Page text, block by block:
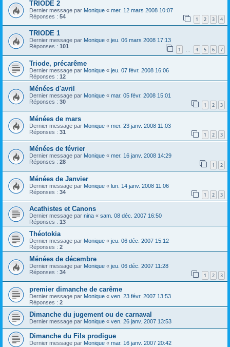
TRIODE 2
Dernier message par Monique « mer. 12 mars 2008 10:07
Réponses : 54 1 2 3 4
TRIODE 1
Dernier message par Monique « jeu. 06 mars 2008 17:13
Réponses : 101 1 … 4 5 6 7
Triode, précarême
Dernier message par Monique « jeu. 07 févr. 2008 16:06
Réponses : 12
Ménées d'avril
Dernier message par Monique « mar. 05 févr. 2008 15:01
Réponses : 30 1 2 3
Ménées de mars
Dernier message par Monique « mer. 23 janv. 2008 11:03
Réponses : 31 1 2 3
Ménées de février
Dernier message par Monique « mer. 16 janv. 2008 14:29
Réponses : 28 1 2
Ménées de Janvier
Dernier message par Monique « lun. 14 janv. 2008 11:06
Réponses : 34 1 2 3
Acathistes et Canons
Dernier message par nina « sam. 08 déc. 2007 16:50
Réponses : 13
Théotokia
Dernier message par Monique « jeu. 06 déc. 2007 15:12
Réponses : 2
Ménées de décembre
Dernier message par Monique « jeu. 06 déc. 2007 11:28
Réponses : 34 1 2 3
premier dimanche de carême
Dernier message par Monique « ven. 23 févr. 2007 13:53
Réponses : 2
Dimanche du jugement ou de carnaval
Dernier message par Monique « ven. 26 janv. 2007 13:53
Dimanche du Fils prodigue
Dernier message par Monique « mar. 16 janv. 2007 20:42